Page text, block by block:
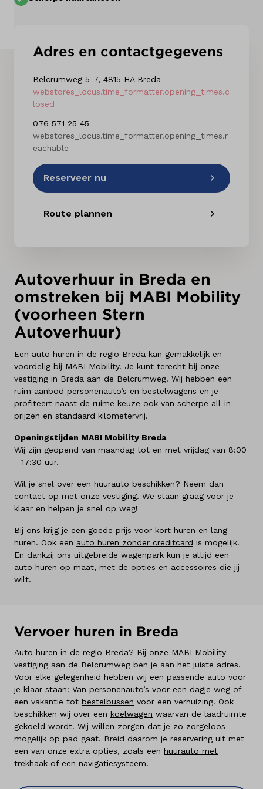
Adres en contactgegevens
Belcrumweg 5-7, 4815 HA Breda
webstores_locus.time_formatter.opening_times.c
losed
076 571 25 45
webstores_locus.time_formatter.opening_times.r
eachable
Reserveer nu
Route plannen
Autoverhuur in Breda en
omstreken bij MABI Mobility
(voorheen Stern
Autoverhuur)
Een auto huren in de regio Breda kan gemakkelijk en
voordelig bij MABI Mobility. Je kunt terecht bij onze
vestiging in Breda aan de Belcrumweg. Wij hebben een
ruim aanbod personenauto’s en bestelwagens en je
profiteert naast de ruime keuze ook van scherpe all-in
prijzen en standaard kilometervrij.
Openingstijden MABI Mobility Breda
Wij zijn geopend van maandag tot en met vrijdag van 8:00
- 17:30 uur.
Wil je snel over een huurauto beschikken? Neem dan
contact op met onze vestiging. We staan graag voor je
klaar en helpen je snel op weg!
Bij ons krijg je een goede prijs voor kort huren en lang
huren. Ook een auto huren zonder creditcard is mogelijk.
En dankzij ons uitgebreide wagenpark kun je altijd een
auto huren op maat, met de opties en accessoires die jij
wilt.
Vervoer huren in Breda
Auto huren in de regio Breda? Bij onze MABI Mobility
vestiging aan de Belcrumweg ben je aan het juiste adres.
Voor elke gelegenheid hebben wij een passende auto voor
je klaar staan: Van personenauto’s voor een dagje weg of
een vakantie tot bestelbussen voor een verhuizing. Ook
beschikken wij over een koelwagen waarvan de laadruimte
gekoeld wordt. Wij willen zorgen dat je zo zorgeloos
mogelijk op pad gaat. Breid daarom je reservering uit met
een van onze extra opties, zoals een huurauto met
trekhaak of een navigatiesysteem.